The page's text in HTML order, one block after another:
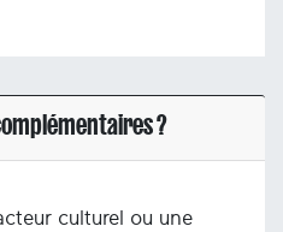
?
culturel ou une